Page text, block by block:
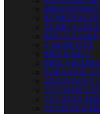
AUDIO KÁBLE
PATCH KÁBLE
Y ADAPTÉRY
MIDI KÁBLE
DMX A
NAPÁJACIE
ZÁSUVKOVÉ
CEE
CEE
OSTATNÉ